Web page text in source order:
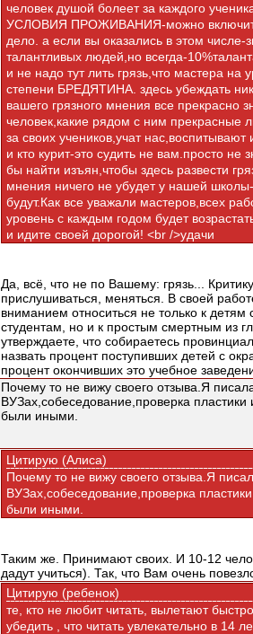
человек душой болеет за каждого
УСЛОВИЯ ПРОЖИВАНИЯ-можно включить
дело. а если вы оказались в этом
талантливых людей,но всегда-
и не надо тут лить грязь,что мастера
степени БРЕДЯТИНА. здесь убеждать
вашего грязного мнения все прекрасно
человек,какие рядом с ним прекрасные
за своих учеников,учат
и кто курит-это судить не вам.просто не
бы найти изъян,чтобы здесь развести
мнения ничего не убудет у нашей
будут.Как все уважали мастеров,всех
уровень с каждым годом будет
и идите своей дорогой! <br />удачи
Да, всё, что не по Вашему: грязь...
прислушиваться, меняться. В своей
вниманием относиться не только к детям
студентам, но и к простым смертным из
утверждаете, что собираетесь
назвать процент поступивших детей с
процент окончивших это учебное
Почему то не вижу своего отзыва.Я
ВУЗах,собеседование,проверка пластики
были иными.
Цитирую (Алиса)
Почему то не вижу своего отзыва.Я
ВУЗах,собеседование,проверка
были иными.
Таким же. Принимают своих. И 10-12
дадут учиться). Так, что Вам очень
Цитирую (ребенок)
те, кто не любит читать, вылетают
убедить , что читать увлекательно в 14